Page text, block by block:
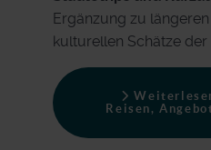
Ergänzung zu
kulturellen Schätze
Reisen,